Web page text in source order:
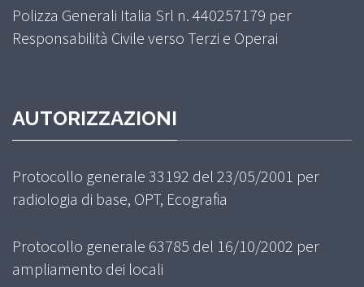
Polizza Generali Italia Srl n. 440257179 per
Responsabilità Civile verso Terzi e Operai
AUTORIZZAZIONI
Protocollo generale 33192 del 23/05/2001 per
radiologia di base, OPT, Ecografia
Protocollo generale 63785 del 16/10/2002 per
ampliamento dei locali